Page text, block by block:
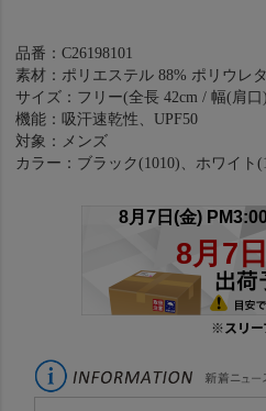
品番：C26198101
素材：ポリエステル 88% ポリウレ
サイズ：フリー(全長 42cm / 幅(肩
機能：吸汗速乾性、UPF50
対象：メンズ
カラー：ブラック(1010)、ホワイト
※スリー